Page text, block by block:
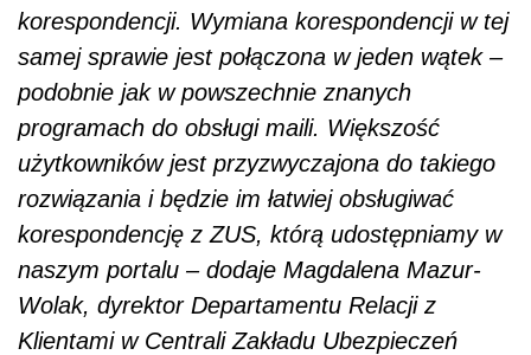
korespondencji. Wymiana korespondencji w tej
samej sprawie jest połączona w jeden wątek –
podobnie jak w powszechnie znanych
programach do obsługi maili. Większość
użytkowników jest przyzwyczajona do takiego
rozwiązania i będzie im łatwiej obsługiwać
korespondencję z ZUS, którą udostępniamy w
naszym portalu – dodaje Magdalena Mazur-
Wolak, dyrektor Departamentu Relacji z
Klientami w Centrali Zakładu Ubezpieczeń